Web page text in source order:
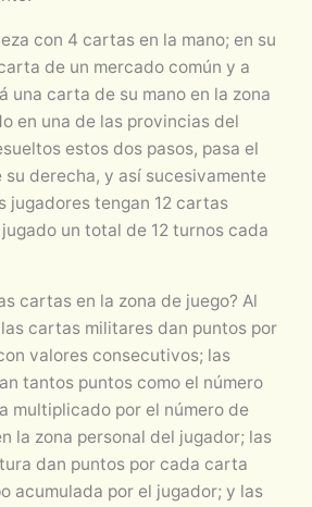
con 4 cartas en la mano; en su
de un mercado común y a
una carta de su mano en la zona
en una de las provincias del
estos dos pasos, pasa el
derecha, y así sucesivamente
jugadores tengan 12 cartas
un total de 12 turnos cada
cartas en la zona de juego? Al
cartas militares dan puntos por
valores consecutivos; las
tantos puntos como el número
multiplicado por el número de
la zona personal del jugador; las
dan puntos por cada carta
acumulada por el jugador; y las